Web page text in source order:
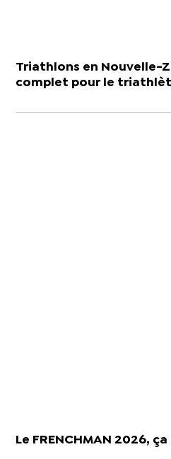
Triathlons en Nouvelle-
complet pour le
Le FRENCHMAN 2026,